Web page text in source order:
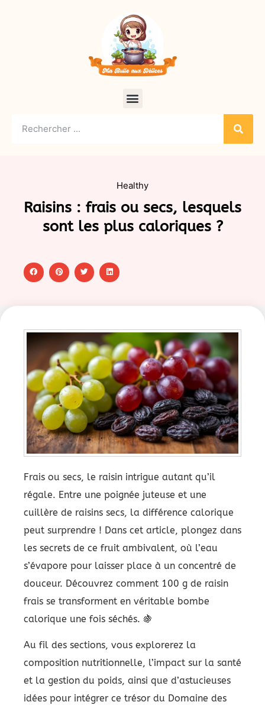
Healthy
Raisins : frais ou secs, lesquels
sont les plus caloriques ?
Frais ou secs, le raisin intrigue autant qu’il
régale. Entre une poignée juteuse et une
cuillère de raisins secs, la différence calorique
peut surprendre ! Dans cet article, plongez dans
les secrets de ce fruit ambivalent, où l’eau
s’évapore pour laisser place à un concentré de
douceur. Découvrez comment 100 g de raisin
frais se transforment en véritable bombe
calorique une fois séchés. 🍇
Au fil des sections, vous explorerez la
composition nutritionnelle, l’impact sur la santé
et la gestion du poids, ainsi que d’astucieuses
idées pour intégrer ce trésor du Domaine des